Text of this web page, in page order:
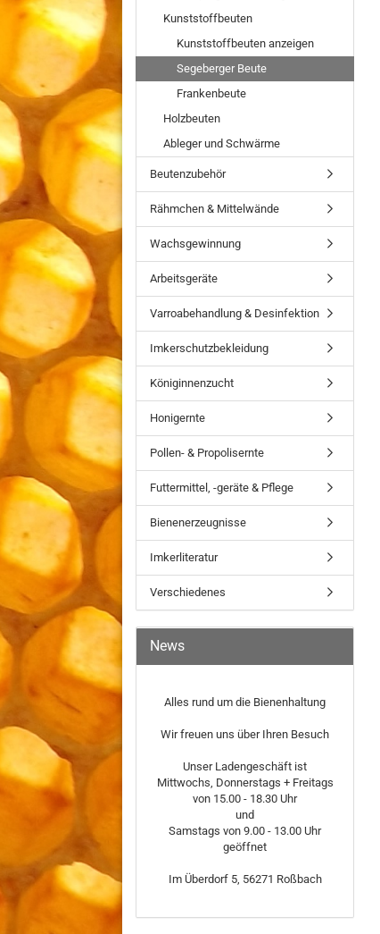
Kunststoffbeuten
Kunststoffbeuten anzeigen
Segeberger Beute
Frankenbeute
Holzbeuten
Ableger und Schwärme
Beutenzubehör
Rähmchen & Mittelwände
Wachsgewinnung
Arbeitsgeräte
Varroabehandlung & Desinfektion
Imkerschutzbekleidung
Königinnenzucht
Honigernte
Pollen- & Propolisernte
Futtermittel, -geräte & Pflege
Bienenerzeugnisse
Imkerliteratur
Verschiedenes
News
Alles rund um die Bienenhaltung
Wir freuen uns über Ihren Besuch
Unser Ladengeschäft ist
Mittwochs, Donnerstags + Freitags
von 15.00 - 18.30 Uhr
und
Samstags von 9.00 - 13.00 Uhr
geöffnet
Im Überdorf 5, 56271 Roßbach